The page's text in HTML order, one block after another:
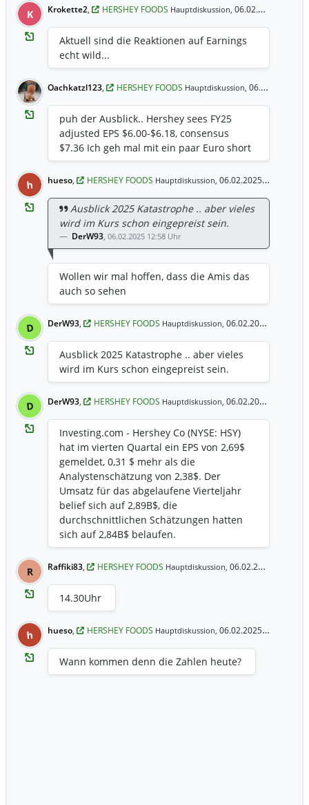
K Krokette2, HERSHEY FOODS Hauptdiskussion, 06.02.2025 14:48 Uhr
Aktuell sind die Reaktionen auf Earnings
echt wild...
Oachkatzl123, HERSHEY FOODS Hauptdiskussion, 06.02.2025 13:49 Uhr
puh der Ausblick.. Hershey sees FY25
adjusted EPS $6.00-$6.18, consensus
$7.36 Ich geh mal mit ein paar Euro short
h hueso, HERSHEY FOODS Hauptdiskussion, 06.02.2025 13:41 Uhr
Ausblick 2025 Katastrophe .. aber vieles
wird im Kurs schon eingepreist sein.
DerW93, 06.02.2025 12:58 Uhr
Wollen wir mal hoffen, dass die Amis das
auch so sehen
D DerW93, HERSHEY FOODS Hauptdiskussion, 06.02.2025 12:58 Uhr
Ausblick 2025 Katastrophe .. aber vieles
wird im Kurs schon eingepreist sein.
D DerW93, HERSHEY FOODS Hauptdiskussion, 06.02.2025 12:57 Uhr
Investing.com - Hershey Co (NYSE: HSY)
hat im vierten Quartal ein EPS von 2,69$
gemeldet, 0,31 $ mehr als die
Analystenschätzung von 2,38$. Der
Umsatz für das abgelaufene Vierteljahr
belief sich auf 2,89B$, die
durchschnittlichen Schätzungen hatten
sich auf 2,84B$ belaufen.
R Raffiki83, HERSHEY FOODS Hauptdiskussion, 06.02.2025 11:06 Uhr
14.30Uhr
h hueso, HERSHEY FOODS Hauptdiskussion, 06.02.2025 9:47 Uhr
Wann kommen denn die Zahlen heute?